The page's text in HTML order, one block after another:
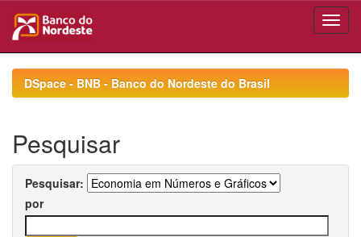
navigationDSpace - BNB - Banco do Nordeste do Brasil
Pesquisar
Pesquisar:
por